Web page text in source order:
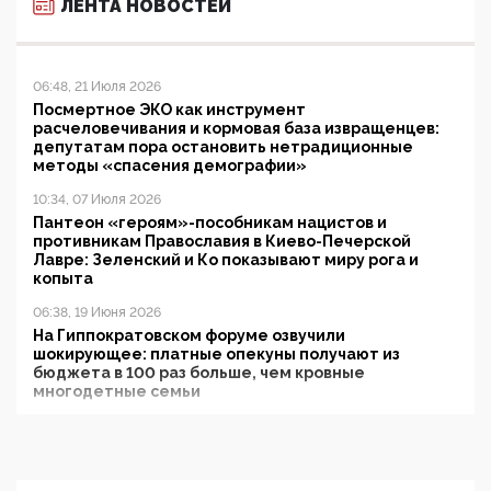
ЛЕНТА НОВОСТЕЙ
06:48, 21 Июля 2026
Посмертное ЭКО как инструмент
расчеловечивания и кормовая база извращенцев:
депутатам пора остановить нетрадиционные
методы «спасения демографии»
10:34, 07 Июля 2026
Пантеон «героям»-пособникам нацистов и
противникам Православия в Киево-Печерской
Лавре: Зеленский и Ко показывают миру рога и
копыта
06:38, 19 Июня 2026
На Гиппократовском форуме озвучили
шокирующее: платные опекуны получают из
бюджета в 100 раз больше, чем кровные
многодетные семьи